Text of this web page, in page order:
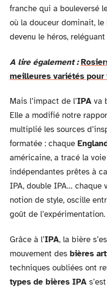
franche qui a bouleversé
où la douceur dominait,
devenu le héros,
A lire également :
meilleures variétés pour
Mais l’impact de l’IPA va
Elle a modifié notre
multiplié les sources
formatée : chaque
américaine, a tracé la
indépendantes prêtes à
IPA, double IPA… chaque
notion de style, oscille
goût de l’expérimentation.
Grâce à l’IPA, la bière
mouvement des bières
techniques oubliées ont
types de bières IPA